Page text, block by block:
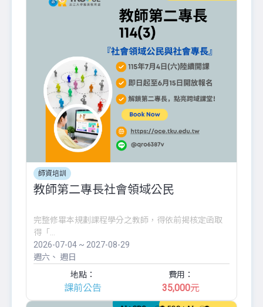
師資培訓
教師第二專長社會領域公民
完整修畢本規劃課程學分之教師，得依前揭核定函取
得「...
2026-07-04 ~ 2027-08-29
週六
週日
地點：
課前公告
費用：
35,000元